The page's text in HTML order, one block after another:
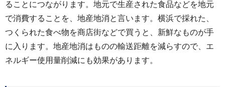
ることにつながります。地元で生産された食品などを地元
で消費することを、地産地消と言います。横浜で採れた、
つくられた食べ物を商店街などで買うと、新鮮なものが手
に入ります。地産地消はものの輸送距離を減らすので、エ
ネルギー使用量削減にも効果があります。